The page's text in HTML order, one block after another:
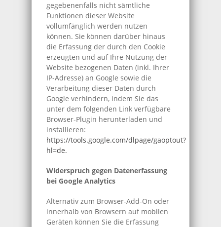
gegebenenfalls nicht sämtliche
Funktionen dieser Website
vollumfänglich werden nutzen
können. Sie können darüber hinaus
die Erfassung der durch den Cookie
erzeugten und auf Ihre Nutzung der
Website bezogenen Daten (inkl. Ihrer
IP-Adresse) an Google sowie die
Verarbeitung dieser Daten durch
Google verhindern, indem Sie das
unter dem folgenden Link verfügbare
Browser-Plugin herunterladen und
installieren:
https://tools.google.com/dlpage/gaoptout?
hl=de.
Widerspruch gegen Datenerfassung
bei Google Analytics
Alternativ zum Browser-Add-On oder
innerhalb von Browsern auf mobilen
Geräten können Sie die Erfassung